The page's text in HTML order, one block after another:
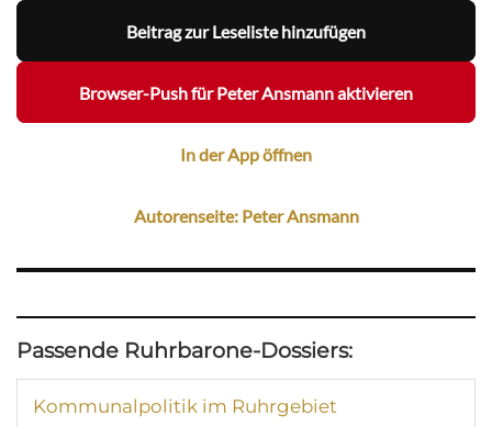
Beitrag zur Leseliste hinzufügen
Browser-Push für Peter Ansmann aktivieren
In der App öffnen
Autorenseite: Peter Ansmann
Passende Ruhrbarone-Dossiers:
Kommunalpolitik im Ruhrgebiet